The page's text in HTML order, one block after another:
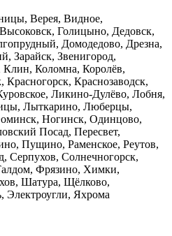
Верея, Видное,
Голицыно, Дедовск,
Домодедово, Дрезна,
Зарайск, Звенигород,
Коломна, Королёв,
Краснозаводск,
Ликино-Дулёво, Лобня,
Лыткарино, Люберцы,
Ногинск, Одинцово,
Посад, Пересвет,
Пущино, Раменское, Реутов,
Серпухов, Солнечногорск,
Фрязино, Химки,
Шатура, Щёлково,
Электроугли, Яхрома